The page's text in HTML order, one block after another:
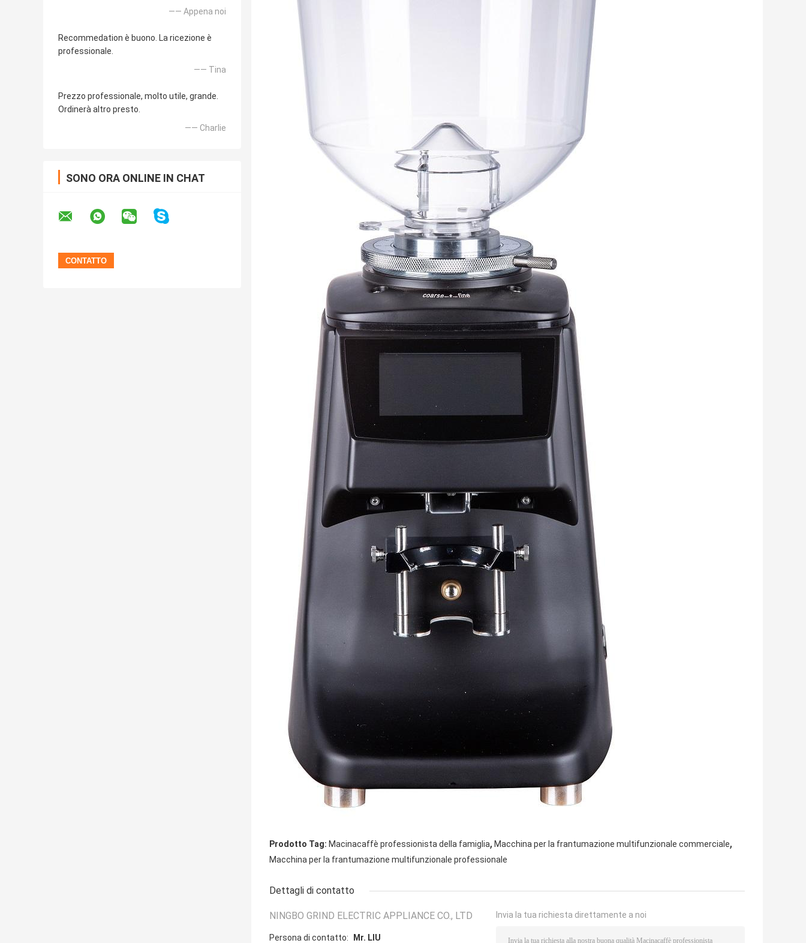
—— Appena noi
Recommedation è buono. La ricezione è
professionale.
—— Tina
Prezzo professionale, molto utile, grande.
Ordinerà altro presto.
—— Charlie
SONO ORA ONLINE IN CHAT
Prodotto Tag: Macinacaffè professionista della famiglia, Macchina per la frantumazione multifunzionale commerciale,
Macchina per la frantumazione multifunzionale professionale
Dettagli di contatto
NINGBO GRIND ELECTRIC APPLIANCE CO., LTD
Persona di contatto: Mr. LIU
Invia la tua richiesta direttamente a noi